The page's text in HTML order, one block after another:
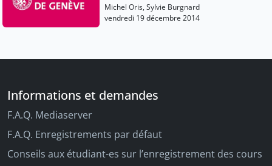
Michel Oris, Sylvie Burgnard
vendredi 19 décembre 2014
Informations et demandes
F.A.Q. Mediaserver
F.A.Q. Enregistrements par défaut
Conseils aux étudiant-es sur l’enregistrement des cours